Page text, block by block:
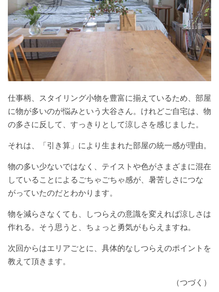
仕事柄、スタイリング小物を豊富に揃えているため、部屋
に物が多いのが悩みという大谷さん。けれどご自宅は、物
の多さに反して、すっきりとして涼しさを感じました。
それは、「引き算」により生まれた部屋の統一感が理由。
物の多い少ないではなく、テイストや色がさまざまに混在
していることによるごちゃごちゃ感が、暑苦しさにつな
がっていたのだとわかります。
物を減らさなくても、しつらえの意識を変えれば涼しさは
作れる。そう思うと、ちょっと勇気がもらえますね。
次回からはエリアごとに、具体的なしつらえのポイントを
教えて頂きます。
（つづく）